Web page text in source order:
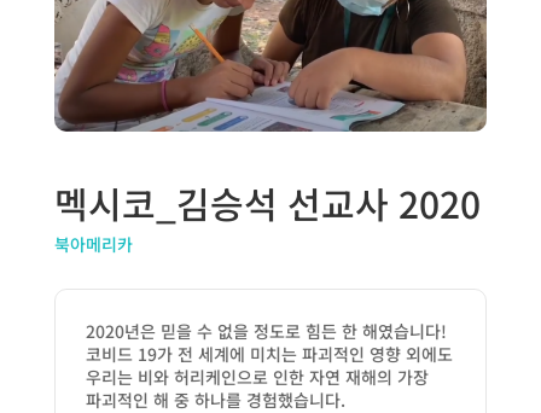
멕시코_김승석 선교사 2020
북아메리카
2020년은 믿을 수 없을 정도로 힘든 한 해였습니다!
코비드 19가 전 세계에 미치는 파괴적인 영향 외에도
우리는 비와 허리케인으로 인한 자연 재해의 가장
파괴적인 해 중 하나를 경험했습니다.